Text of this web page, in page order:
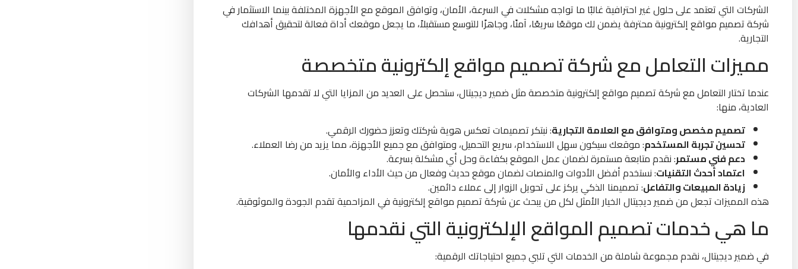
الشركات التي تعتمد على حلول غير احترافية غالبًا ما تواجه مشكلات في السرعة، الأمان، وتوافق الموقع مع الأجهزة المختلفة بينما الاستثمار في
شركة تصميم مواقع إلكترونية محترفة يضمن لك موقعًا سريعًا، آمنًا، وجاهزًا للتوسع مستقبلاً، ما يجعل موقعك أداة فعالة لتحقيق أهدافك
التجارية.
مميزات التعامل مع شركة تصميم مواقع إلكترونية متخصصة
عندما تختار التعامل مع شركة تصميم مواقع إلكترونية متخصصة مثل ضمير ديجيتال، ستحصل على العديد من المزايا التي لا تقدمها الشركات
العادية، منها:
تصميم مخصص ومتوافق مع العلامة التجارية: نبتكر تصميمات تعكس هوية شركتك وتعزز حضورك الرقمي.
تحسين تجربة المستخدم: موقعك سيكون سهل الاستخدام، سريع التحميل، ومتوافق مع جميع الأجهزة، مما يزيد من رضا العملاء.
دعم فني مستمر: نقدم متابعة مستمرة لضمان عمل الموقع بكفاءة وحل أي مشكلة بسرعة.
اعتماد أحدث التقنيات: نستخدم أفضل الأدوات والمنصات لضمان موقع حديث وفعال من حيث الأداء والأمان.
زيادة المبيعات والتفاعل: تصميمنا الذكي يركز على تحويل الزوار إلى عملاء دائمين.
هذه المميزات تجعل من ضمير ديجيتال الخيار الأمثل لكل من يبحث عن شركة تصميم مواقع إلكترونية في المزاحمية تقدم الجودة والموثوقية.
ما هي خدمات تصميم المواقع الإلكترونية التي نقدمها
في ضمير ديجيتال، نقدم مجموعة شاملة من الخدمات التي تلبي جميع احتياجاتك الرقمية: